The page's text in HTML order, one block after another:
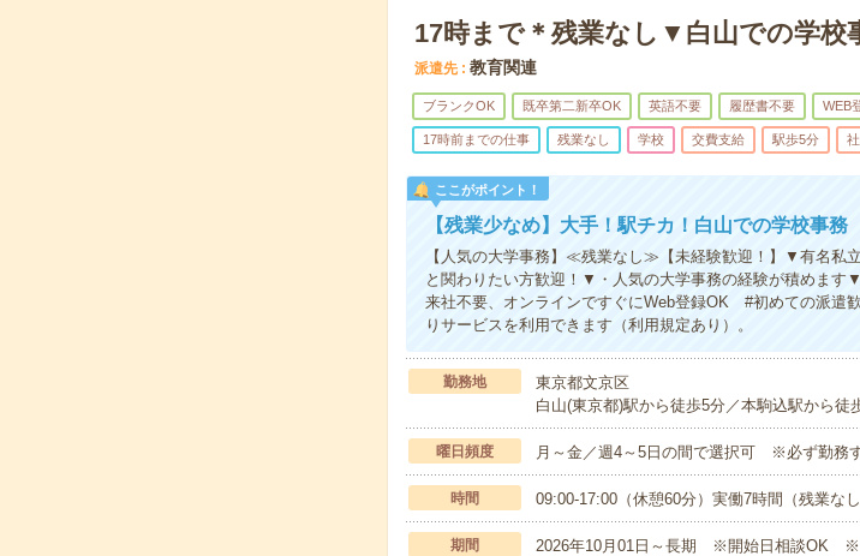
17時まで＊残業なし▼白山での学校
派遣先 教育関連
ブランクOK 既卒第二新卒OK 英語不要 履歴書不要 WEB
17時前までの仕事 残業なし 学校 交費支給 駅歩5分
ここがポイント！
【残業少なめ】大手！駅チカ！白山での学校事務
【人気の大学事務】≪残業なし≫【未経験歓迎！】▼有名私
と関わりたい方歓迎！▼・人気の大学事務の経験が積めます
来社不要、オンラインですぐにWeb登録OK #初めての派
りサービスを利用できます（利用規定あり）。
勤務地
東京都文京区
白山(東京都)駅から徒歩5分／本駒込駅から徒
曜日頻度 月～金／週4～5日の間で選択可 ※必ず勤務
時間 09:00-17:00（休憩60分）実働7時間（残業なし
期間 2026年10月01日～長期 ※開始日相談OK